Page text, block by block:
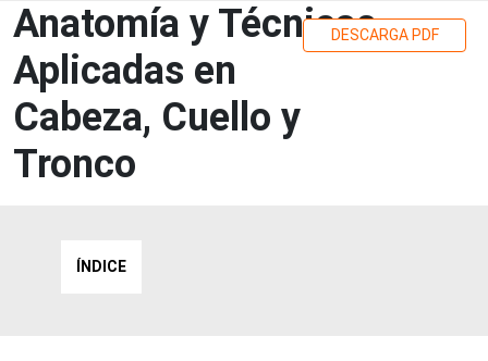
Anatomía y Técnicas
Aplicadas en
Cabeza, Cuello y
Tronco
DESCARGA PDF
ÍNDICE